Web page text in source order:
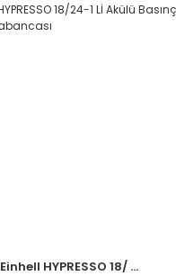
Einhell HYPRESSO 18/ ...